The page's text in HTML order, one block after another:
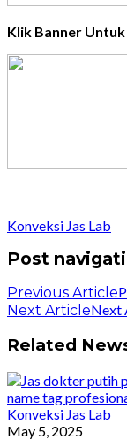
Klik Banner
Konveksi Jas Lab
Post
Previous Article
Next ArticleNext
Related
Konveksi Jas Lab
May 5, 2025